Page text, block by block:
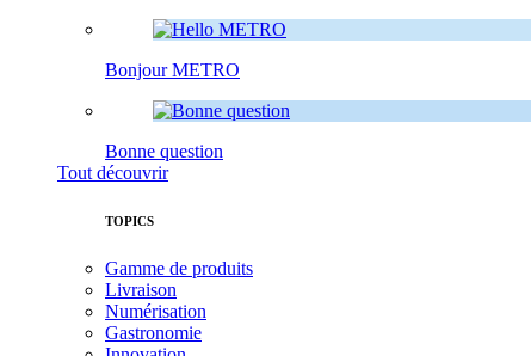
Bonjour METRO
Bonne question
Tout découvrir
TOPICS
Gamme de produits
Livraison
Numérisation
Gastronomie